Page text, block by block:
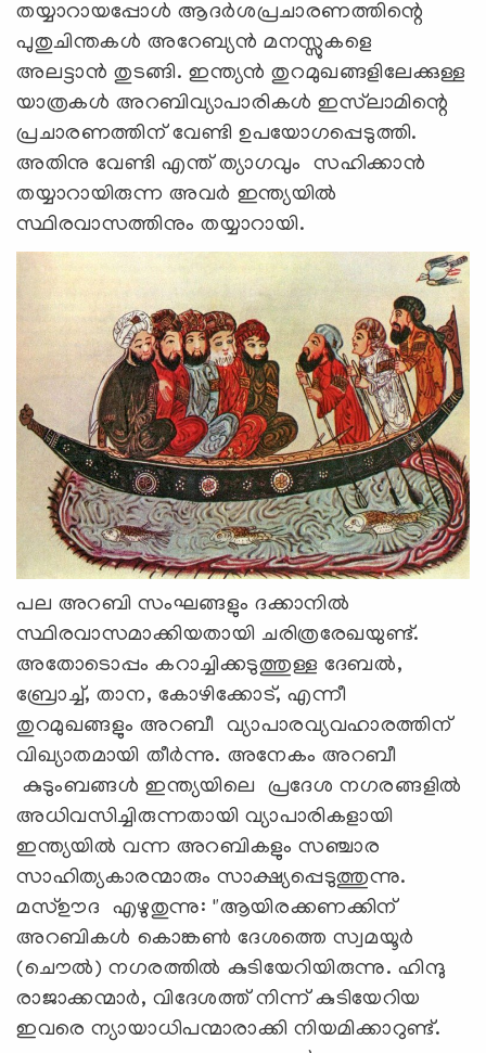
തയ്യാറായപ്പോൾ ആദർശപ്രചാരണത്തിന്റെ
പുതുചിന്തകൾ അറേബ്യൻ മനസ്സുകളെ
അലട്ടാൻ തുടങ്ങി. ഇന്ത്യൻ തുറമുഖങ്ങളിലേക്കുള്ള
യാത്രകൾ അറബിവ്യാപാരികൾ ഇസ്‍ലാമിന്റെ
പ്രചാരണത്തിന് വേണ്ടി ഉപയോഗപ്പെടുത്തി.
അതിനു വേണ്ടി എന്ത് ത്യാഗവും സഹിക്കാൻ
തയ്യാറായിരുന്ന അവർ ഇന്ത്യയിൽ
സ്ഥിരവാസത്തിനും തയ്യാറായി.
പല അറബി സംഘങ്ങളും ദക്കാനിൽ
സ്ഥിരവാസമാക്കിയതായി ചരിത്രരേഖയുണ്ട്.
അതോടൊപ്പം കറാച്ചിക്കടുത്തുള്ള ദേബൽ,
ബ്രോച്ച്, താന, കോഴിക്കോട്, എന്നീ
തുറമുഖങ്ങളും അറബീ വ്യാപാരവ്യവഹാരത്തിന്
വിഖ്യാതമായി തീർന്നു. അനേകം അറബീ
കുടുംബങ്ങൾ ഇന്ത്യയിലെ പ്രദേശ നഗരങ്ങളിൽ
അധിവസിച്ചിരുന്നതായി വ്യാപാരികളായി
ഇന്ത്യയിൽ വന്ന അറബികളും സഞ്ചാര
സാഹിത്യകാരന്മാരും സാക്ഷ്യപ്പെടുത്തുന്നു.
മസ്ഊദ എഴുതുന്നു: "ആയിരക്കണക്കിന്
അറബികൾ കൊങ്കൺ ദേശത്തെ സ്വമയൂർ
(ചൌൽ) നഗരത്തിൽ കുടിയേറിയിരുന്നു. ഹിന്ദു
രാജാക്കന്മാർ, വിദേശത്ത് നിന്ന് കുടിയേറിയ
ഇവരെ ന്യായാധിപന്മാരാക്കി നിയമിക്കാറുണ്ട്.